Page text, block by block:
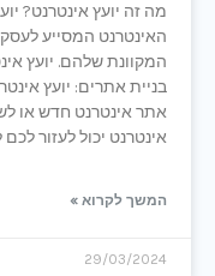
מה זה יועץ אינטרנט? יועץ
האינטרנט המסייע לעסקים
המקוונת שלהם. יועץ
בניית אתרים: יועץ אינטרנט
אינטרנט יכול לעזור לכם לשפר
המשך לקרוא »
29/03/2024